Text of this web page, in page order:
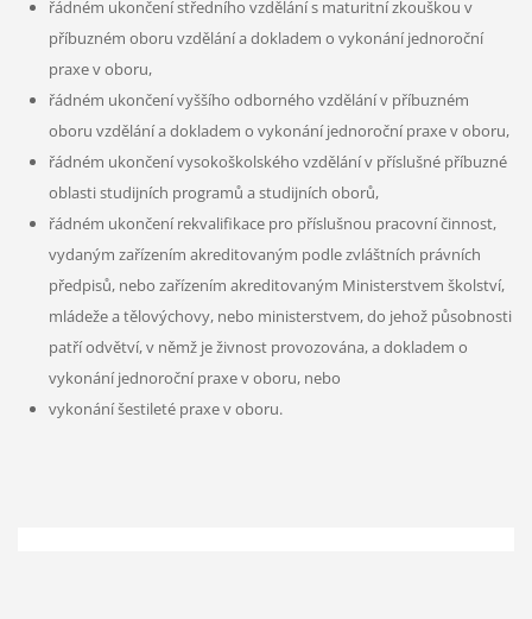
řádném ukončení středního vzdělání s maturitní zkouškou v
příbuzném oboru vzdělání a dokladem o vykonání jednoroční
praxe v oboru,
řádném ukončení vyššího odborného vzdělání v příbuzném
oboru vzdělání a dokladem o vykonání jednoroční praxe v oboru,
řádném ukončení vysokoškolského vzdělání v příslušné příbuzné
oblasti studijních programů a studijních oborů,
řádném ukončení rekvalifikace pro příslušnou pracovní činnost,
vydaným zařízením akreditovaným podle zvláštních právních
předpisů, nebo zařízením akreditovaným Ministerstvem školství,
mládeže a tělovýchovy, nebo ministerstvem, do jehož působnosti
patří odvětví, v němž je živnost provozována, a dokladem o
vykonání jednoroční praxe v oboru, nebo
vykonání šestileté praxe v oboru.